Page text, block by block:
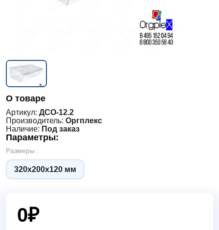
О товаре
Артикул: ДСО-12.2
Производитель: Оргплекс
Наличие: Под заказ
Параметры:
Размеры :
320х200х120 мм
0₽